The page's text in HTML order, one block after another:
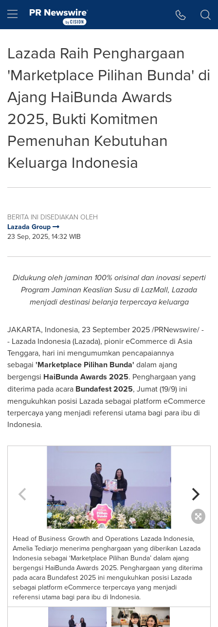
Hamburger menu
Lazada Raih Penghargaan
'Marketplace Pilihan Bunda' di
Ajang HaiBunda Awards
2025, Bukti Komitmen
Pemenuhan Kebutuhan
Keluarga Indonesia
BERITA INI DISEDIAKAN OLEH
Lazada Group
23 Sep, 2025, 14:32 WIB
Didukung oleh jaminan 100% orisinal dan inovasi seperti
Program Jaminan Keaslian Susu di LazMall, Lazada
menjadi destinasi belanja terpercaya keluarga
JAKARTA, Indonesia, 23 September 2025/PRNewswire/ -
- Lazada Indonesia (Lazada), pionir eCommerce di Asia
Tenggara, hari ini mengumumkan pencapaiannya
sebagai 'Marketplace Pilihan Bunda' dalam ajang
bergengsi HaiBunda Awards 2025. Penghargaan yang
diterima pada acara Bundafest 2025, Jumat (19/9) ini
mengukuhkan posisi Lazada sebagai platform eCommerce
terpercaya yang menjadi referensi utama bagi para ibu di
Indonesia.
Head of Business Growth and Operations Lazada Indonesia,
Amelia Tediarjo menerima penghargaan yang diberikan Lazada
Indonesia sebagai ‘Marketplace Pilihan Bunda’ dalam ajang
bergengsi HaiBunda Awards 2025. Penghargaan yang diterima
pada acara Bundafest 2025 ini mengukuhkan posisi Lazada
sebagai platform eCommerce terpercaya yang menjadi
referensi utama bagi para ibu di Indonesia.